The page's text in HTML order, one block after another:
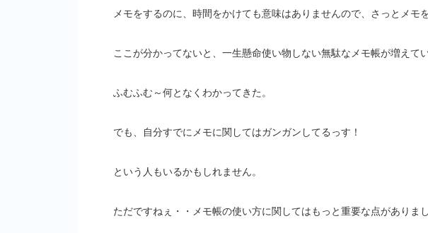
メモをするのに、時間をかけても意味はありませんので、さっとメモ
ここが分かってないと、一生懸命使い物しない無駄なメモ帳が増えて
ふむふむ～何となくわかってきた。
でも、自分すでにメモに関してはガンガンしてるっす！
という人もいるかもしれません。
ただですねぇ・・メモ帳の使い方に関してはもっと重要な点がありまし